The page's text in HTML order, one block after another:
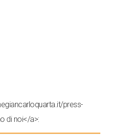
press-
di noi</a>: